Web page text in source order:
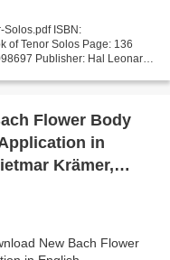
Solos.pdf ISBN:
of Tenor Solos Page: 136
Publisher: Hal Leonard
Flower Body
in
Krämer,